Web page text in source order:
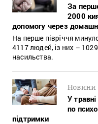
За
2000
допомогу через
На перше півріччя
4117 людей, із них –
насильства.
Новини
У
по
підтримки